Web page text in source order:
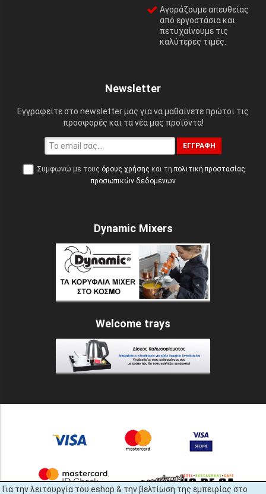
Για την λειτουργία του eshop & την βελτίωση της εμπειρίας στο
Αγοράζουμε απευθείας
από εργοστάσια και
πετυχαίνουμε τις
καλύτερες τιμές.
Newsletter
Εγγραφείτε στο newsletter μας για να μαθαίνετε πρώτοι τις
προσφορές και τα νέα μας προϊόντα!
ΕΓΓΡΑΦΉ
Συμφωνώ με τους όρους χρήσης και τη πολιτική προστασίας
προσωπικών δεδομένων
Dynamic Mixers
Welcome trays